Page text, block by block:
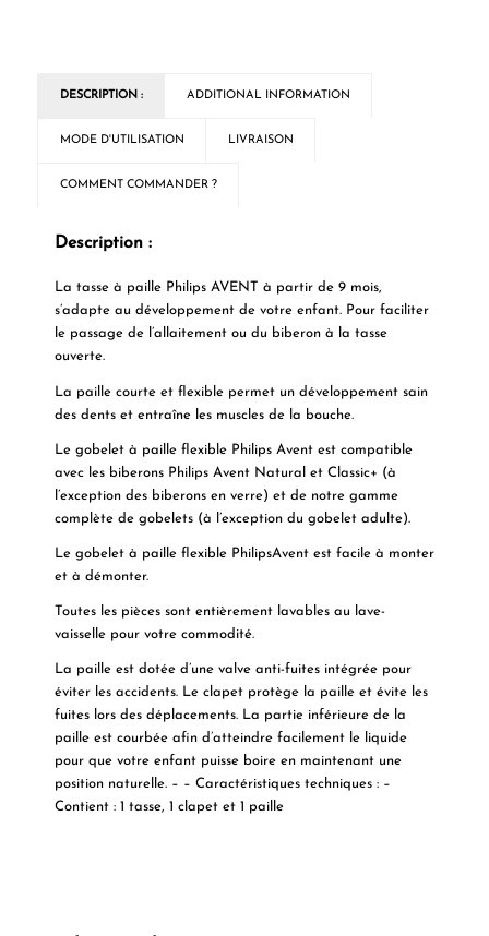
DESCRIPTION : ADDITIONAL INFORMATION
MODE D'UTILISATION LIVRAISON
COMMENT COMMANDER ?
Description :
La tasse à paille Philips AVENT à partir de 9 mois,
s’adapte au développement de votre enfant. Pour faciliter
le passage de l’allaitement ou du biberon à la tasse
ouverte.
La paille courte et flexible permet un développement sain
des dents et entraîne les muscles de la bouche.
Le gobelet à paille flexible Philips Avent est compatible
avec les biberons Philips Avent Natural et Classic+ (à
l’exception des biberons en verre) et de notre gamme
complète de gobelets (à l’exception du gobelet adulte).
Le gobelet à paille flexible PhilipsAvent est facile à monter
et à démonter.
Toutes les pièces sont entièrement lavables au lave-
vaisselle pour votre commodité.
La paille est dotée d’une valve anti-fuites intégrée pour
éviter les accidents. Le clapet protège la paille et évite les
fuites lors des déplacements. La partie inférieure de la
paille est courbée afin d’atteindre facilement le liquide
pour que votre enfant puisse boire en maintenant une
position naturelle. – – Caractéristiques techniques : –
Contient : 1 tasse, 1 clapet et 1 paille